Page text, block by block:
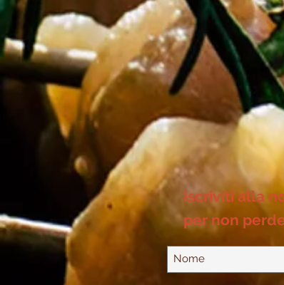
Iscriviti alla
per non